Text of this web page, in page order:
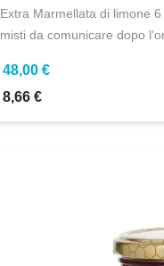
Extra Marmellata di limone
misti da comunicare dopo
48,00 €
8,66 €